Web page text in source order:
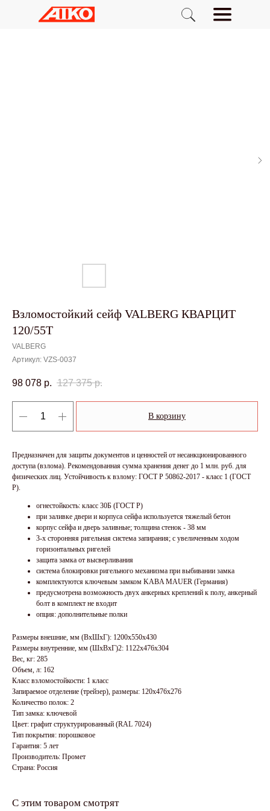
Взломостойкий сейф VALBERG КВАРЦИТ
120/55T
VALBERG
Артикул: VZS-0037
98 078 р. 127 375 р.
В корзину
Предназначен для защиты документов и ценностей от несанкционированного
доступа (взлома). Рекомендованная сумма хранения денег до 1 млн. руб. для
физических лиц. Устойчивость к взлому: ГОСТ Р 50862-2017 - класс 1 (ГОСТ
Р).
огнестойкость: класс 30Б (ГОСТ Р)
при заливке двери и корпуса сейфа используется тяжелый бетон
корпус сейфа и дверь заливные; толщина стенок - 38 мм
3-х сторонняя ригельная система запирания; с увеличенным ходом
горизонтальных ригелей
защита замка от высверливания
система блокировки ригельного механизма при выбивании замка
комплектуются ключевым замком KABA MAUER (Германия)
предусмотрена возможность двух анкерных креплений к полу, анкерный
болт в комплект не входит
опция: дополнительные полки
Размеры внешние, мм (ВхШхГ): 1200x550x430
Размеры внутренние, мм (ШхВхГ)2: 1122x476x304
Вес, кг: 285
Объем, л: 162
Класс взломостойкости: 1 класс
Запираемое отделение (трейзер), размеры: 120х476х276
Количество полок: 2
Тип замка: ключевой
Цвет: графит структурированный (RAL 7024)
Тип покрытия: порошковое
Гарантия: 5 лет
Производитель: Промет
Страна: Россия
С этим товаром смотрят